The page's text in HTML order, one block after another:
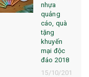
nhựa
quảng
cáo, quà
tặng
khuyến
mại độc
đáo 2018
15/10/201